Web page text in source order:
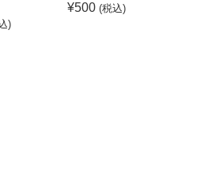
)
¥500 (税込)